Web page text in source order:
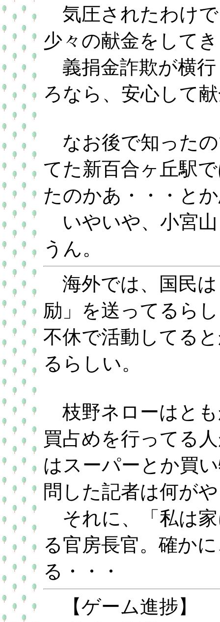
気圧されたわけ
少々の献金をして
義捐金詐欺が横
ろなら、安心して
なお後で知った
てた新百合ヶ丘駅
たのかあ・・・と
いやいや、小宮
うん。
海外では、国民は
励」を送ってるら
不休で活動してる
るらしい。
枝野ネローはと
買占めを行ってる
はスーパーとか買
問した記者は何が
それに、「私は
る官房長官。確か
る・・・
【ゲーム進捗】